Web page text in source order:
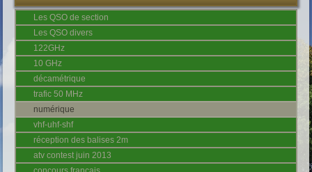
Les QSO de section
Les QSO divers
122GHz
10 GHz
décamétrique
trafic 50 MHz
numérique
vhf-uhf-shf
réception des balises 2m
atv contest juin 2013